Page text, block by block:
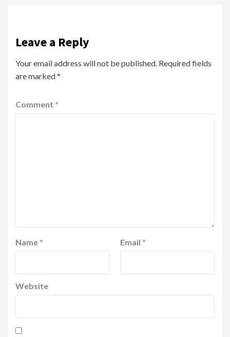
Leave a Reply
Your email address will not be published. Required fields
are marked*
Comment *
Name * Email *
Website